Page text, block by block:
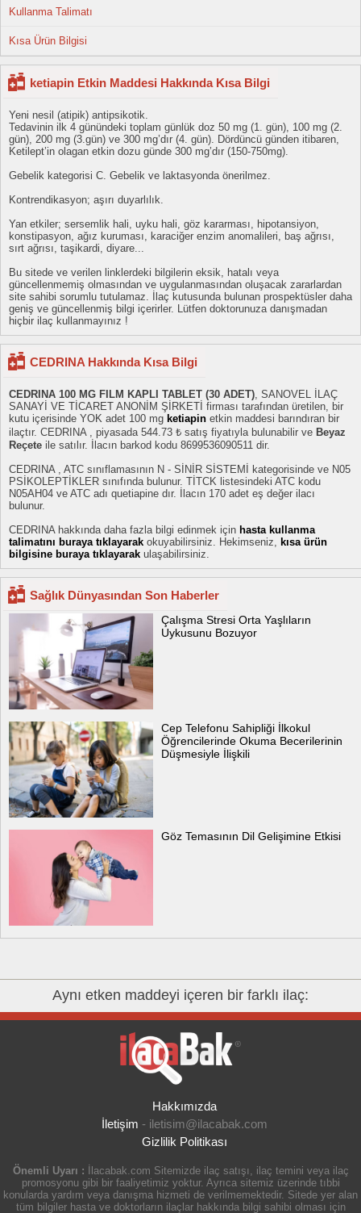
Kullanma Talimatı
Kısa Ürün Bilgisi
ketiapin Etkin Maddesi Hakkında Kısa Bilgi
Yeni nesil (atipik) antipsikotik.
Tedavinin ilk 4 günündeki toplam günlük doz 50 mg (1. gün), 100 mg (2.
gün), 200 mg (3.gün) ve 300 mg’dır (4. gün). Dördüncü günden itibaren,
Ketilept’in olagan etkin dozu günde 300 mg’dır (150-750mg).
Gebelik kategorisi C. Gebelik ve laktasyonda önerilmez.
Kontrendikasyon; aşırı duyarlılık.
Yan etkiler; sersemlik hali, uyku hali, göz kararması, hipotansiyon,
konstipasyon, ağız kuruması, karaciğer enzim anomalileri, baş ağrısı,
sırt ağrısı, taşikardi, diyare...
Bu sitede ve verilen linklerdeki bilgilerin eksik, hatalı veya
güncellenmemiş olmasından ve uygulanmasından oluşacak zararlardan
site sahibi sorumlu tutulamaz. İlaç kutusunda bulunan prospektüsler daha
geniş ve güncellenmiş bilgi içerirler. Lütfen doktorunuza danışmadan
hiçbir ilaç kullanmayınız !
CEDRINA Hakkında Kısa Bilgi
CEDRINA 100 MG FILM KAPLI TABLET (30 ADET) , SANOVEL İLAÇ
SANAYİ VE TİCARET ANONİM ŞİRKETİ firması tarafından üretilen, bir
kutu içerisinde YOK adet 100 mg ketiapin etkin maddesi barındıran bir
ilaçtır. CEDRINA , piyasada 544.73 ₺ satış fiyatıyla bulunabilir ve Beyaz
Reçete ile satılır. İlacın barkod kodu 8699536090511 dir.
CEDRINA , ATC sınıflamasının N - SİNİR SİSTEMİ kategorisinde ve N05
PSİKOLEPTİKLER sınıfında bulunur. TİTCK listesindeki ATC kodu
N05AH04 ve ATC adı quetiapine dır. İlacın 170 adet eş değer ilacı
bulunur.
CEDRINA hakkında daha fazla bilgi edinmek için hasta kullanma
talimatını buraya tıklayarak okuyabilirsiniz. Hekimseniz,
kısa ürün
bilgisine buraya tıklayarak ulaşabilirsiniz.
Sağlık Dünyasından Son Haberler
Çalışma Stresi Orta Yaşlıların
Uykusunu Bozuyor
Cep Telefonu Sahipliği İlkokul
Öğrencilerinde Okuma Becerilerinin
Düşmesiyle İlişkili
Göz Temasının Dil Gelişimine Etkisi
Aynı etken maddeyi içeren bir farklı ilaç:
Hakkımızda
İletişim - iletisim@ilacabak.com
Gizlilik Politikası
Önemli Uyarı :
İlacabak.com Sitemizde ilaç satışı, ilaç temini veya ilaç
promosyonu gibi bir faaliyetimiz yoktur. Ayrıca sitemiz üzerinde tıbbi
konularda yardım veya danışma hizmeti de verilmemektedir. Sitede yer alan
tüm bilgiler hasta ve doktorların ilaçlar hakkında bilgi sahibi olması için